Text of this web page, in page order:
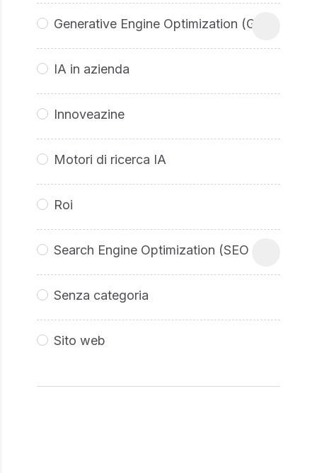
Generative Engine Optimization (GEO
IA in azienda
Innoveazine
Motori di ricerca IA
Roi
Search Engine Optimization (SEO
Senza categoria
Sito web